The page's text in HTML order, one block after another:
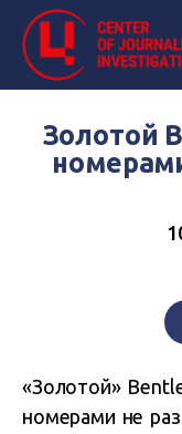
Золотой
«Золотой»
номерами не